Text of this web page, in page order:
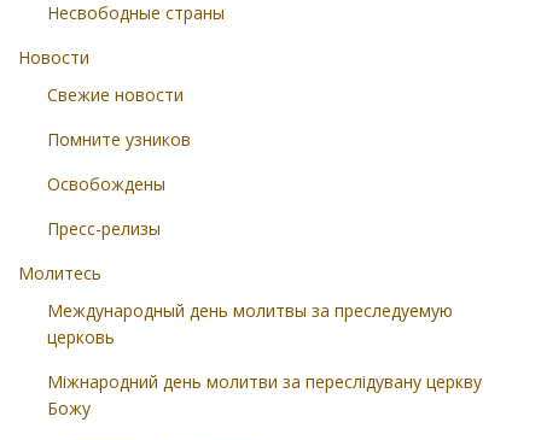
Несвободные страны
Новости
Свежие новости
Помните узников
Освобождены
Пресс-релизы
Молитесь
Международный день молитвы за преследуемую
церковь
Міжнародний день молитви за переслідувану церкву
Божу